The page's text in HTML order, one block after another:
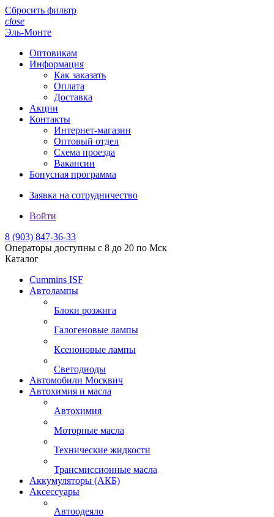
Сбросить фильтр
close
Эль-Монте
Оптовикам
Информация
Как заказать
Оплата
Доставка
Акции
Контакты
Интернет-магазин
Оптовый отдел
Схема проезда
Вакансии
Бонусная программа
Заявка на сотрудничество
Войти
8 (903) 847-36-33
Операторы доступны с 8 до 20 по Мск
Каталог
Cummins ISF
Автолампы
Блоки розжига
Галогеновые лампы
Ксеноновые лампы
Светодиоды
Автомобили Москвич
Автохимия и масла
Автохимия
Моторные масла
Технические жидкости
Трансмиссионные масла
Аккумуляторы (АКБ)
Аксессуары
Автоодеяло